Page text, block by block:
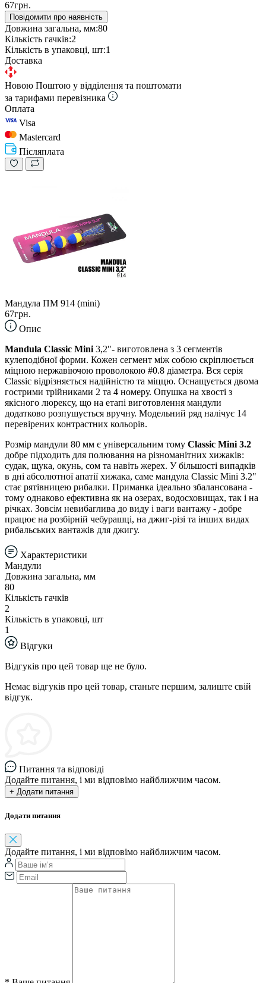
67грн.
Повідомити про наявність
Довжина загальна, мм:80
Кількість гачків:2
Кількість в упаковці, шт:1
Доставка
Новою Поштою у відділення та поштомати
за тарифами перевізника
Оплата
Visa
Mastercard
Післяплата
Мандула ПМ 914 (mini)
67грн.
Опис
Mandula Classic Mini 3,2"- виготовлена з 3 сегментів
кулеподібної форми. Кожен сегмент між собою скріплюється
міцною нержавіючою проволокою #0.8 діаметра. Вся серія
Classic відрізняється надійністю та міццю. Оснащується двома
гострими трійниками 2 та 4 номеру. Опушка на хвості з
якісного люрексу, що на етапі виготовлення мандули
додатково розпушується вручну. Модельний ряд налічує 14
перевірених контрастних кольорів.
Розмір мандули 80 мм є універсальним тому Classic Mini 3.2
добре підходить для полювання на різноманітних хижаків:
судак, щука, окунь, сом та навіть жерех. У більшості випадків
в дні абсолютної апатії хижака, саме мандула Classic Mini 3.2"
стає рятівницею рибалки. Приманка ідеально збалансована -
тому однаково ефективна як на озерах, водосховищах, так і на
річках. Зовсім невибаглива до виду і ваги вантажу - добре
працює на розбірній чебурашці, на джиг-різі та інших видах
рибальських вантажів для джигу.
Характеристики
Мандули
Довжина загальна, мм
80
Кількість гачків
2
Кількість в упаковці, шт
1
Відгуки
Відгуків про цей товар ще не було.
Немає відгуків про цей товар, станьте першим, залиште свій
відгук.
Питання та відповіді
Додайте питання, і ми відповімо найближчим часом.
+ Додати питання
Додати питання
Додайте питання, і ми відповімо найближчим часом.